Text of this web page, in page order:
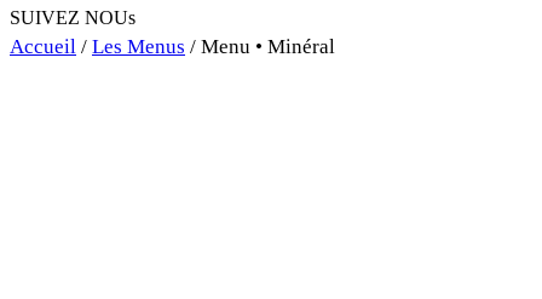
SUIVEZ NOUs
Accueil / Les Menus / Menu • Minéral